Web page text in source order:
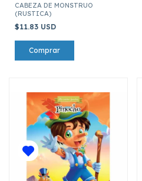
CABEZA DE MONSTRUO
(RUSTICA)
$11.83 USD